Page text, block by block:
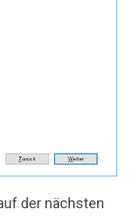
der nächsten